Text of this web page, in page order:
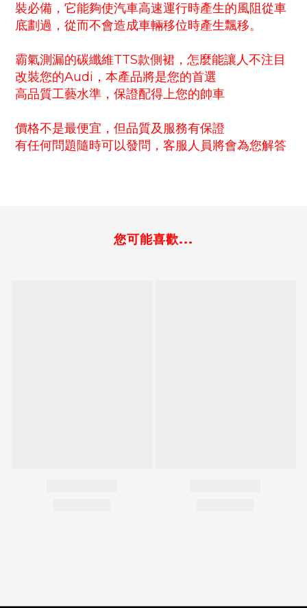
裝必備，它能夠使汽車高速運行時產生的風阻從車
底劃過，從而不會造成車輛移位時產生飄移。
霸氣測漏的碳纖維TTS款側裙，怎麼能讓人不注目
改裝您的Audi，本產品將是您的首選
高品質工藝水準，保證配得上您的帥車
價格不是最便宜，但品質及服務有保證
有任何問題隨時可以發問，客服人員將會為您解答
您可能喜歡...